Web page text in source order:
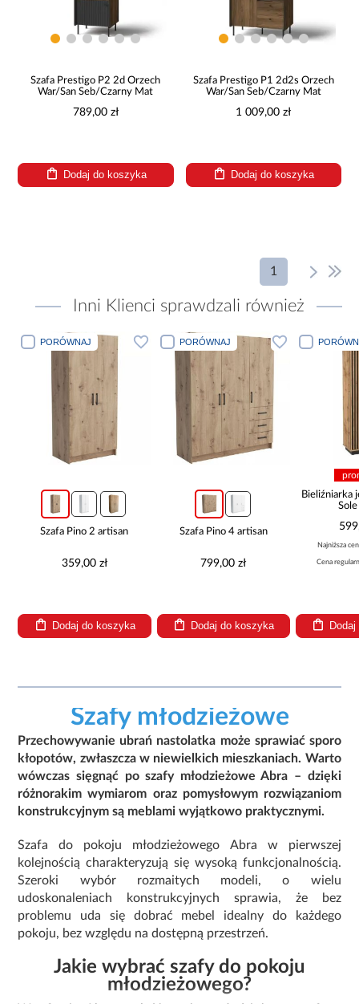
Szafa Prestigo P2 2d Orzech
War/San Seb/Czarny Mat
789,00 zł
Dodaj do koszyka
Szafa Prestigo P1 2d2s Orzech
War/San Seb/Czarny Mat
1 009,00 zł
Dodaj do koszyka
1
Inni Klienci sprawdzali również
PORÓWNAJ
Szafa Pino 2 artisan
359,00 zł
Dodaj do koszyka
PORÓWNAJ
Szafa Pino 4 artisan
799,00 zł
Dodaj do koszyka
Bieliźniarka
Najniższa
Cena
Szafy młodzieżowe
Przechowywanie ubrań nastolatka może sprawiać sporo
kłopotów, zwłaszcza w niewielkich mieszkaniach. Warto
wówczas sięgnąć po szafy młodzieżowe Abra – dzięki
różnorakim wymiarom oraz pomysłowym rozwiązaniom
konstrukcyjnym są meblami wyjątkowo praktycznymi.
Szafa do pokoju młodzieżowego Abra w pierwszej
kolejnością charakteryzują się wysoką funkcjonalnością.
Szeroki wybór rozmaitych modeli, o wielu
udoskonaleniach konstrukcyjnych sprawia, że bez
problemu uda się dobrać mebel idealny do każdego
pokoju, bez względu na dostępną przestrzeń.
Jakie wybrać szafy do pokoju
młodzieżowego?